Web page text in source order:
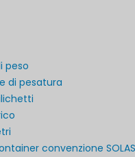
peso
di pesatura
convenzione SOLAS